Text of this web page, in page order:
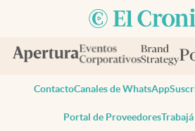
ContactoCanales de WhatsApp
Portal de Proveedores